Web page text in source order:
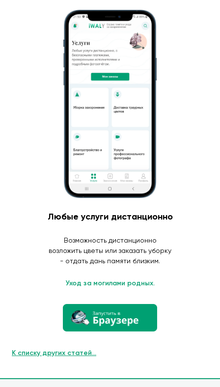
Любые услуги дистанционно
Возможность дистанционно
возложить цветы или заказать уборку
- отдать дань памяти близким.
Уход за могилами родных.
К списку других статей...